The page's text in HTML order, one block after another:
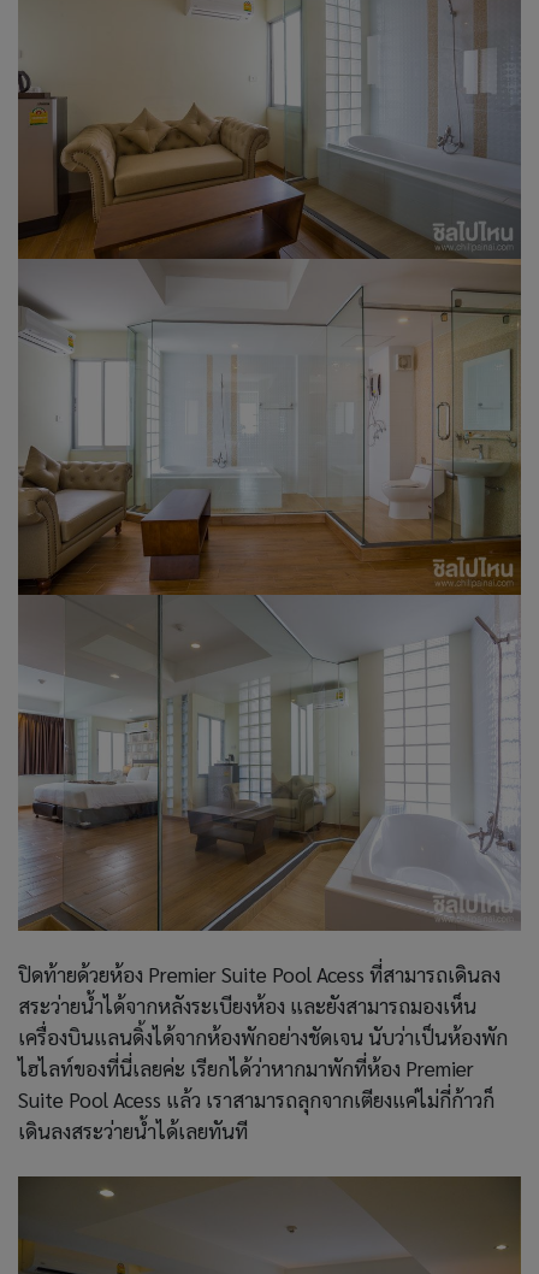
ปิดท้ายด้วยห้อง Premier Suite Pool Acess ที่สามารถเดินลง
สระว่ายน้ำได้จากหลังระเบียงห้อง และยังสามารถมองเห็น
เครื่องบินแลนดิ้งได้จากห้องพักอย่างชัดเจน นับว่าเป็นห้องพัก
ไฮไลท์ของที่นี่เลยค่ะ เรียกได้ว่าหากมาพักที่ห้อง Premier
Suite Pool Acess แล้ว เราสามารถลุกจากเตียงแค่ไม่กี่ก้าวก็
เดินลงสระว่ายน้ำได้เลยทันที